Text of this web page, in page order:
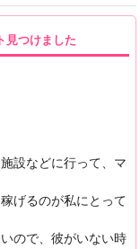
見つけました
設などに行って、マ
げるのが私にとって
ので、彼がいない時